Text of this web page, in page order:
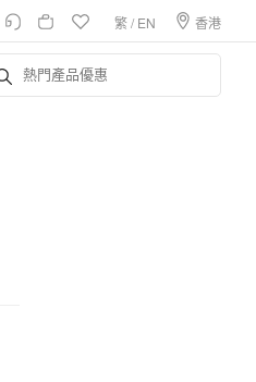
繁/ EN 香港